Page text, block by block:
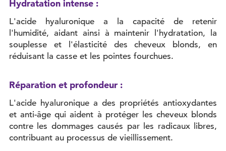
Hydratation intense :
L'acide hyaluronique a la capacité de retenir
l'humidité, aidant ainsi à maintenir l'hydratation, la
souplesse et l'élasticité des cheveux blonds, en
réduisant la casse et les pointes fourchues.
Réparation et profondeur :
L'acide hyaluronique a des propriétés antioxydantes
et anti-âge qui aident à protéger les cheveux blonds
contre les dommages causés par les radicaux libres,
contribuant au processus de vieillissement.